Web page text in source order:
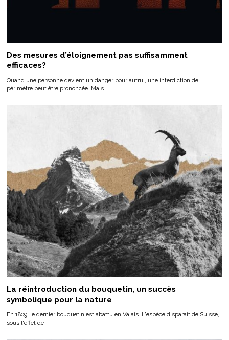
Des mesures d’éloignement pas suffisamment
efficaces?
Quand une personne devient un danger pour autrui, une interdiction de
périmètre peut être prononcée. Mais
La réintroduction du bouquetin, un succès
symbolique pour la nature
En 1809, le dernier bouquetin est abattu en Valais. L'espèce disparait de Suisse,
sous l'effet de